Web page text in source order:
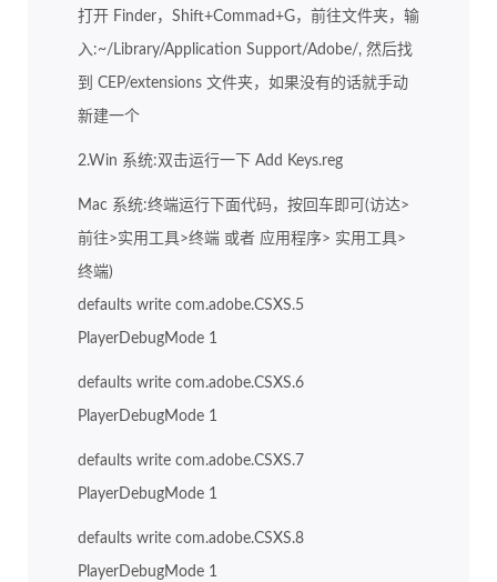
打开 Finder，Shift+Commad+G，前往文件夹，输
入:~/Library/Application Support/Adobe/, 然后找
到 CEP/extensions 文件夹，如果没有的话就手动
新建一个
2.Win 系统:双击运行一下 Add Keys.reg
Mac 系统:终端运行下面代码，按回车即可(访达>
前往>实用工具>终端 或者 应用程序> 实用工具>
终端)
defaults write com.adobe.CSXS.5
PlayerDebugMode 1
defaults write com.adobe.CSXS.6
PlayerDebugMode 1
defaults write com.adobe.CSXS.7
PlayerDebugMode 1
defaults write com.adobe.CSXS.8
PlayerDebugMode 1